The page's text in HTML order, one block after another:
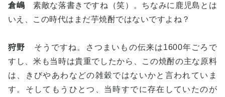
倉嶋 素敵な落書きですね（笑）。ちなみに鹿児島とは
いえ、この時代はまだ芋焼酎ではないですよね？
狩野 そうですね。さつまいもの伝来は1600年ごろで
すし、米も当時は貴重でしたから、この焼酎の主な原料
は、きびやあわなどの雑穀ではないかと言われていま
す。そしてもうひとつ、当時すでに存在していたのが